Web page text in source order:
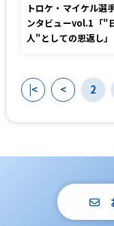
トロケ・マイケル選
ンタビューvol.1「"
人"としての恩返し」
|< < 2